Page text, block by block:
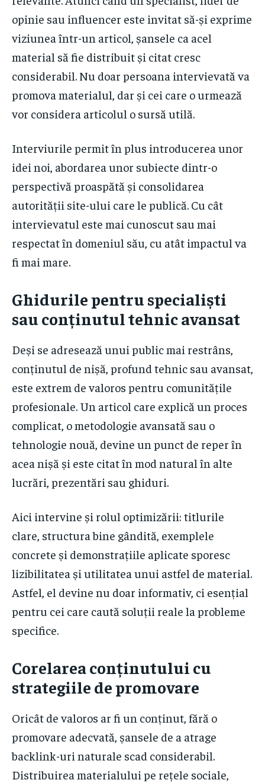
opinie sau influencer este invitat să-și exprime
viziunea într-un articol, șansele ca acel
material să fie distribuit și citat cresc
considerabil. Nu doar persoana intervievată va
promova materialul, dar și cei care o urmează
vor considera articolul o sursă utilă.
Interviurile permit în plus introducerea unor
idei noi, abordarea unor subiecte dintr-o
perspectivă proaspătă și consolidarea
autorității site-ului care le publică. Cu cât
intervievatul este mai cunoscut sau mai
respectat în domeniul său, cu atât impactul va
fi mai mare.
Ghidurile pentru specialiști
sau conținutul tehnic avansat
Deși se adresează unui public mai restrâns,
conținutul de nișă, profund tehnic sau avansat,
este extrem de valoros pentru comunitățile
profesionale. Un articol care explică un proces
complicat, o metodologie avansată sau o
tehnologie nouă, devine un punct de reper în
acea nișă și este citat în mod natural în alte
lucrări, prezentări sau ghiduri.
Aici intervine și rolul optimizării: titlurile
clare, structura bine gândită, exemplele
concrete și demonstrațiile aplicate sporesc
lizibilitatea și utilitatea unui astfel de material.
Astfel, el devine nu doar informativ, ci esențial
pentru cei care caută soluții reale la probleme
specifice.
Corelarea conținutului cu
strategiile de promovare
Oricât de valoros ar fi un conținut, fără o
promovare adecvată, șansele de a atrage
backlink-uri naturale scad considerabil.
Distribuirea materialului pe rețele sociale,